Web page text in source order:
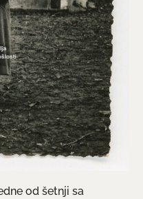
od šetnji sa